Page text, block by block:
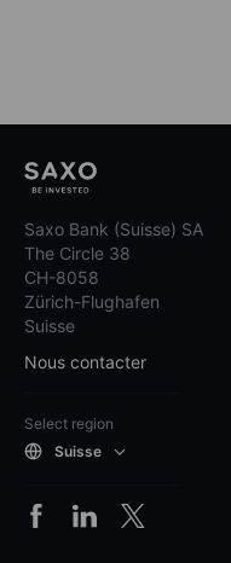
Saxo Bank (Suisse) SA
The Circle 38
CH-8058
Zürich-Flughafen
Suisse
Nous contacter
Select region
Suisse